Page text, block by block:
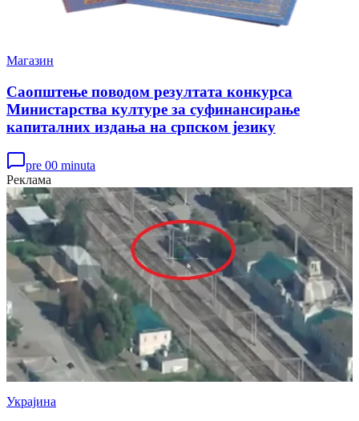
Магазин
Саопштење поводом резултата конкурса
Министарства културе за суфинансирање
капиталних издања на српском језику
pre 00 minuta
Реклама
Украјина